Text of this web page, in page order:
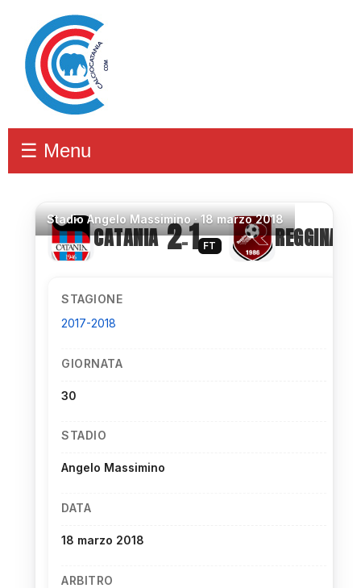
☰ Menu
StadioAngelo Massimino ·18 marzo 2018
CATANIA 2–1 FT REGGINA
STAGIONE
2017-2018
GIORNATA
30
STADIO
Angelo Massimino
DATA
18 marzo 2018
ARBITRO